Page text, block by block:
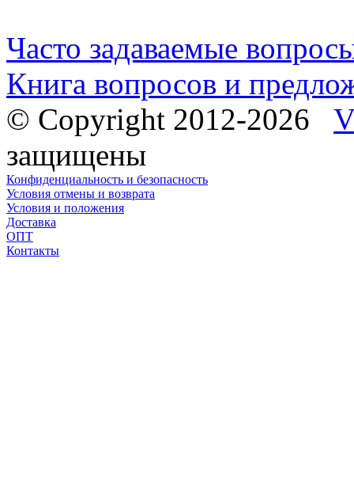
Часто задаваемые
Книга вопросов и
© Copyright 2012-2026
защищены
Конфиденциальность и безопасность
Условия отмены и возврата
Условия и положения
Доставка
ОПТ
Контакты